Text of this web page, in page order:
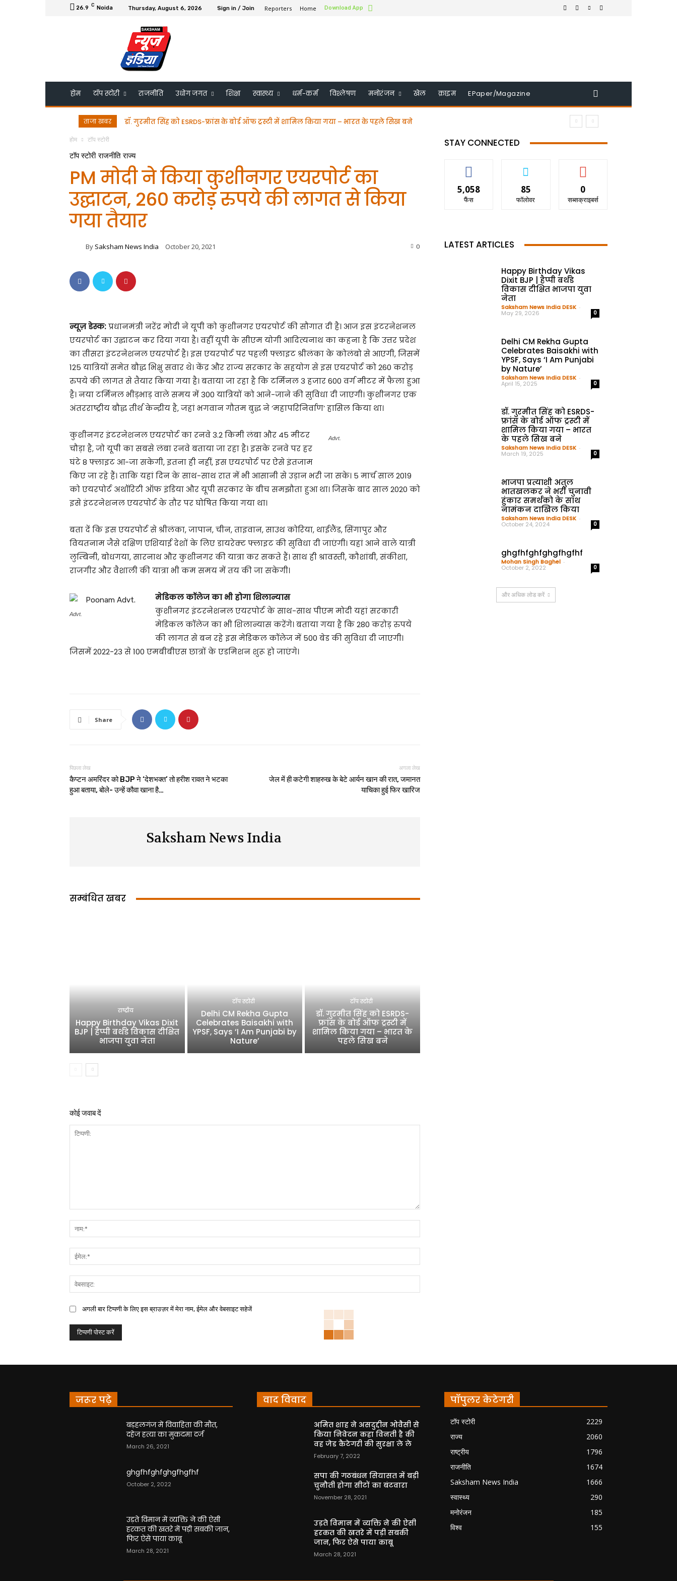
26.9 C Noida Thursday, August 6, 2026 Sign in / Join Reporters Home Download App
होम टॉप स्टोरी राजनीति उधोग जगत शिक्षा स्वास्थ्य धर्म-कर्म विश्लेषण मनोरंजन खेल क्राइम EPaper/Magazine
ताजा खबर डॉ. गुरमीत सिंह को ESRDS-फ्रांस के बोर्ड ऑफ ट्रस्टी में शामिल किया गया – भारत के पहले सिख बने
होम टॉप स्टोरी
टॉप स्टोरी राजनीति राज्य
PM मोदी ने किया कुशीनगर एयरपोर्ट का
उद्घाटन, 260 करोड़ रुपये की लागत से किया
गया तैयार
By Saksham News India October 20, 2021 0
न्यूज़ डेस्क:प्रधानमंत्री नरेंद्र मोदी ने यूपी को कुशीनगर एयरपोर्ट की सौगात दी है। आज इस इंटरनेशनल
एयरपोर्ट का उद्घाटन कर दिया गया है। वहीं यूपी के सीएम योगी आदित्यनाथ का कहना है कि उत्तर प्रदेश
का तीसरा इंटरनेशनल एयरपोर्ट है। इस एयरपोर्ट पर पहली फ्लाइट श्रीलंका के कोलंबो से आएगी, जिसमें
125 यात्रियों समेत बौद्ध भिक्षु सवार थे। केंद्र और राज्य सरकार के सहयोग से इस एयरपोर्ट को 260 करोड़
रुपये की लागत से तैयार किया गया है। बताया जा रहा है कि टर्मिनल 3 हजार 600 वर्ग मीटर में फैला हुआ
है। नया टर्मिनल भीड़भाड़ वाले समय में 300 यात्रियों को आने-जाने की सुविधा दी जाएगी। कुशीनगर एक
अंतरराष्ट्रीय बौद्ध तीर्थ केन्द्रीय है, जहां भगवान गौतम बुद्ध ने ‘महापरिनिर्वाण’ हासिल किया था।
Advt.
कुशीनगर इंटरनेशनल एयरपोर्ट का रनवे 3.2 किमी लंबा और 45 मीटर
चौड़ा है, जो यूपी का सबसे लंबा रनवे बताया जा रहा है। इसके रनवे पर हर
घंटे 8 फ्लाइट आ-जा सकेगी, इतना ही नहीं, इस एयरपोर्ट पर ऐसे इंतजाम
किए जा रहे हैं। ताकि यहां दिन के साथ-साथ रात में भी आसानी से उड़ान भरी जा सके। 5 मार्च साल 2019
को एयरपोर्ट अथॉरिटी ऑफ इंडिया और यूपी सरकार के बीच समझौता हुआ था। जिसके बाद साल 2020 को
इसे इंटरनेशनल एयरपोर्ट के तौर पर घोषित किया गया था।
बता दें कि इस एयरपोर्ट से श्रीलंका, जापान, चीन, ताइवान, साउथ कोरिया, थाईलैंड, सिंगापुर और
वियतनाम जैसे दक्षिण एशियाई देशों के लिए डायरेक्ट फ्लाइट की सुविधा दी जाएंगी। यहां आने वाले यात्री
लुम्बिनी, बोधगया, सारनाथ और कुशीनगर की यात्रा कर सकते हैं। साथ ही श्रावस्ती, कौशांबी, संकीशा,
राजगीर और वैशाली की यात्रा भी कम समय में तय की जा सकेगी।
Advt.
मेडिकल कॉलेज का भी होगा शिलान्यास
कुशीनगर इंटरनेशनल एयरपोर्ट के साथ-साथ पीएम मोदी यहां सरकारी
मेडिकल कॉलेज का भी शिलान्यास करेंगे। बताया गया है कि 280 करोड़ रुपये
की लागत से बन रहे इस मेडिकल कॉलेज में 500 बेड की सुविधा दी जाएगी।
जिसमें 2022-23 से 100 एमबीबीएस छात्रों के एडमिशन शुरू हो जाएंगे।
Share
पिछला लेख
कैप्टन अमरिंदर को BJP ने ‘देशभक्त’ तो हरीश रावत ने भटका
हुआ बताया, बोले- उन्हें कौवा खाना है…
अगला लेख
जेल में ही कटेगी शाहरुख के बेटे आर्यन खान की रात, जमानत
याचिका हुई फिर खारिज
Saksham News India
सम्बंधित खबर
राष्ट्रीय
Happy Birthday Vikas Dixit
BJP | हैप्पी बर्थडे विकास दीक्षित
भाजपा युवा नेता
टॉप स्टोरी
Delhi CM Rekha Gupta
Celebrates Baisakhi with
YPSF, Says ‘I Am Punjabi by
Nature’
टॉप स्टोरी
डॉ. गुरमीत सिंह को ESRDS-
फ्रांस के बोर्ड ऑफ ट्रस्टी में
शामिल किया गया – भारत के
पहले सिख बने
कोई जवाब दें
अगली बार टिप्पणी के लिए इस ब्राउज़र में मेरा नाम, ईमेल और वेबसाइट सहेजें
STAY CONNECTED
5,058
फैंस
85
फॉलोवर
0
सब्सक्राइबर्स
LATEST ARTICLES
Happy Birthday Vikas
Dixit BJP | हैप्पी बर्थडे
विकास दीक्षित भाजपा युवा
नेता
Saksham News India DESK -
May 29, 2026 0
Delhi CM Rekha Gupta
Celebrates Baisakhi with
YPSF, Says ‘I Am Punjabi
by Nature’
Saksham News India DESK -
April 15, 2025 0
डॉ. गुरमीत सिंह को ESRDS-
फ्रांस के बोर्ड ऑफ ट्रस्टी में
शामिल किया गया – भारत
के पहले सिख बने
Saksham News India DESK -
March 19, 2025 0
भाजपा प्रत्याशी अतुल
भातखलकर ने भरी चुनावी
हुंकार समर्थको के साथ
नामंकन दाखिल किया
Saksham News India DESK -
October 24, 2024 0
ghgfhfghfghgfhgfhf
Mohan Singh Baghel -
October 2, 2022 0
और अधिक लोड करें
जरूर पढ़े
बड़हलगंज में विवाहिता की मौत,
दहेज हत्या का मुकदमा दर्ज
March 26, 2021
ghgfhfghfghgfhgfhf
October 2, 2022
उड़ते विमान में व्यक्ति ने की ऐसी
हरकत की खतरे में पड़ी सबकी जान,
फिर ऐसे पाया काबू
March 28, 2021
वाद विवाद
अमित शाह ने असदुद्दीन ओवैसी से
किया निवेदन कहा विनती है की
वह जेड कैटेगरी की सुरक्षा ले ले
February 7, 2022
सपा की गठबंधन सियासत में बड़ी
चुनौती होगा सीटों का बंटवारा
November 28, 2021
उड़ते विमान में व्यक्ति ने की ऐसी
हरकत की खतरे में पड़ी सबकी
जान, फिर ऐसे पाया काबू
March 28, 2021
पॉपुलर केटेगरी
टॉप स्टोरी
2229
राज्य
2060
राष्ट्रीय
1796
राजनीति
1674
Saksham News India
1666
स्वास्थ्य
290
मनोरंजन
185
विश्व
155